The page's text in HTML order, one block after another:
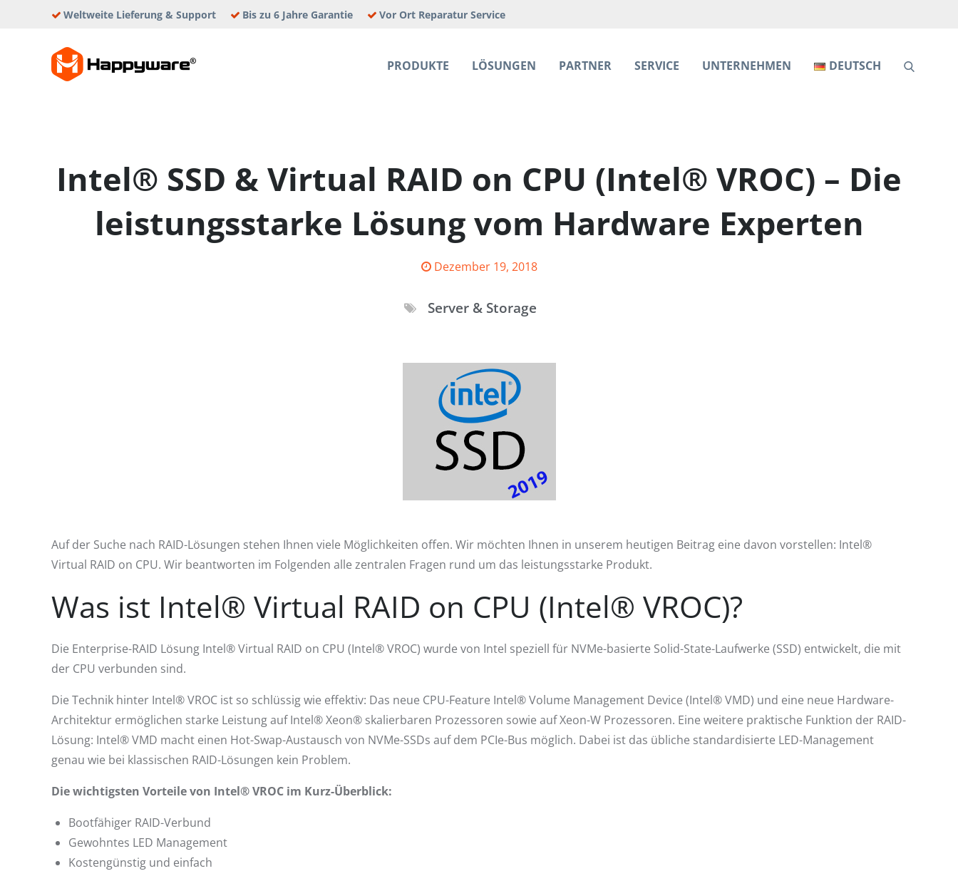
Weltweite Lieferung & Support Bis zu 6 Jahre Garantie Vor Ort Reparatur Service
HAPPYWARE JOBSPRODUKTE LÖSUNGEN PARTNER SERVICE UNTERNEHMEN DEUTSCH
Intel® SSD & Virtual RAID on CPU (Intel® VROC) – Die
leistungsstarke Lösung vom Hardware Experten
Posted
Dezember 19, 2018
Server & Storage
Auf der Suche nach RAID-Lösungen stehen Ihnen viele Möglichkeiten offen. Wir möchten Ihnen in unserem heutigen Beitrag eine davon vorstellen: Intel®
Virtual RAID on CPU. Wir beantworten im Folgenden alle zentralen Fragen rund um das leistungsstarke Produkt.
Was ist Intel® Virtual RAID on CPU (Intel® VROC)?
Die Enterprise-RAID Lösung Intel® Virtual RAID on CPU (Intel® VROC) wurde von Intel speziell für NVMe-basierte Solid-State-Laufwerke (SSD) entwickelt, die mit
der CPU verbunden sind.
Die Technik hinter Intel® VROC ist so schlüssig wie effektiv: Das neue CPU-Feature Intel® Volume Management Device (Intel® VMD) und eine neue Hardware-
Architektur ermöglichen starke Leistung auf Intel® Xeon® skalierbaren Prozessoren sowie auf Xeon-W Prozessoren. Eine weitere praktische Funktion der RAID-
Lösung: Intel® VMD macht einen Hot-Swap-Austausch von NVMe-SSDs auf dem PCIe-Bus möglich. Dabei ist das übliche standardisierte LED-Management
genau wie bei klassischen RAID-Lösungen kein Problem.
Die wichtigsten Vorteile von Intel® VROC im Kurz-Überblick:
Bootfähiger RAID-Verbund
Gewohntes LED Management
Kostengünstig und einfach